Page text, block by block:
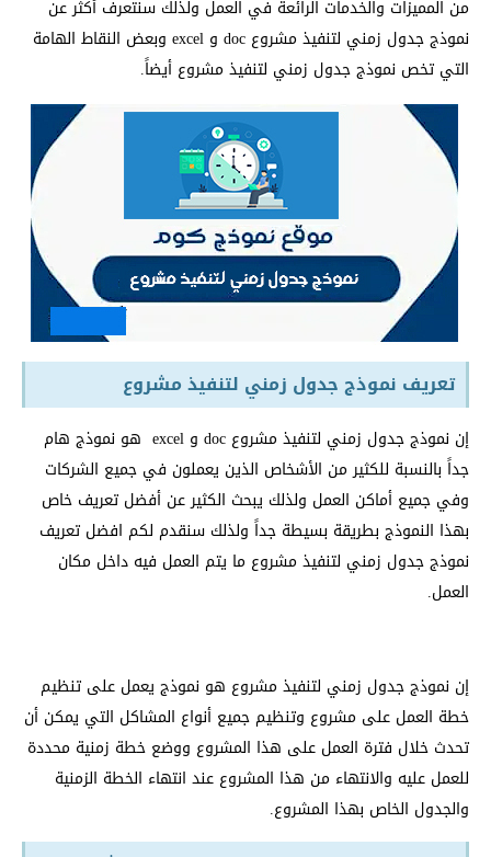
من المميزات والخدمات الرائعة في العمل ولذلك سنتعرف أكثر عن
نموذج جدول زمني لتنفيذ مشروع doc و excel وبعض النقاط الهامة
التي تخص نموذج جدول زمني لتنفيذ مشروع أيضاً.
تعريف نموذج جدول زمني لتنفيذ مشروع
إن نموذج جدول زمني لتنفيذ مشروع doc و excel هو نموذج هام
جداً بالنسبة للكثير من الأشخاص الذين يعملون في جميع الشركات
وفي جميع أماكن العمل ولذلك يبحث الكثير عن أفضل تعريف خاص
بهذا النموذج بطريقة بسيطة جداً ولذلك سنقدم لكم افضل تعريف
نموذج جدول زمني لتنفيذ مشروع ما يتم العمل فيه داخل مكان
العمل.
إن نموذج جدول زمني لتنفيذ مشروع هو نموذج يعمل على تنظيم
خطة العمل على مشروع وتنظيم جميع أنواع المشاكل التي يمكن أن
تحدث خلال فترة العمل على هذا المشروع ووضع خطة زمنية محددة
للعمل عليه والانتهاء من هذا المشروع عند انتهاء الخطة الزمنية
والجدول الخاص بهذا المشروع.